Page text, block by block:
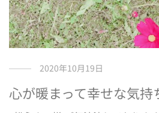
2020年10月19日
心が暖まって幸せな気